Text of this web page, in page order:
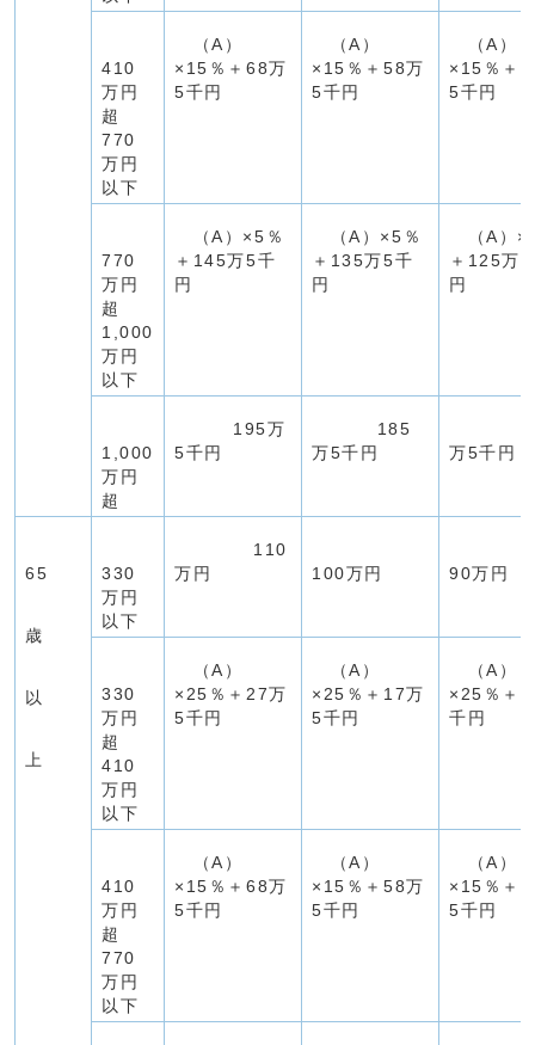
410
万円
超
770
万円
以下
（A）
×15％＋68万
5千円
（A）
×15％＋58万
5千円
（A）
×15％＋
5千円
770
万円
超
1,000
万円
以下
（A）×5％
＋145万5千
円
（A）×5％
＋135万5千
円
（A）
＋125万5
円
1,000
万円
超
195万
5千円
185
万5千円
万5千円
65
歳
以
上
330
万円
以下
110
万円
100万円 90万円
330
万円
超
410
万円
以下
（A）
×25％＋27万
5千円
（A）
×25％＋17万
5千円
（A）
×25％＋
千円
410
万円
超
770
万円
以下
（A）
×15％＋68万
5千円
（A）
×15％＋58万
5千円
（A）
×15％＋
5千円